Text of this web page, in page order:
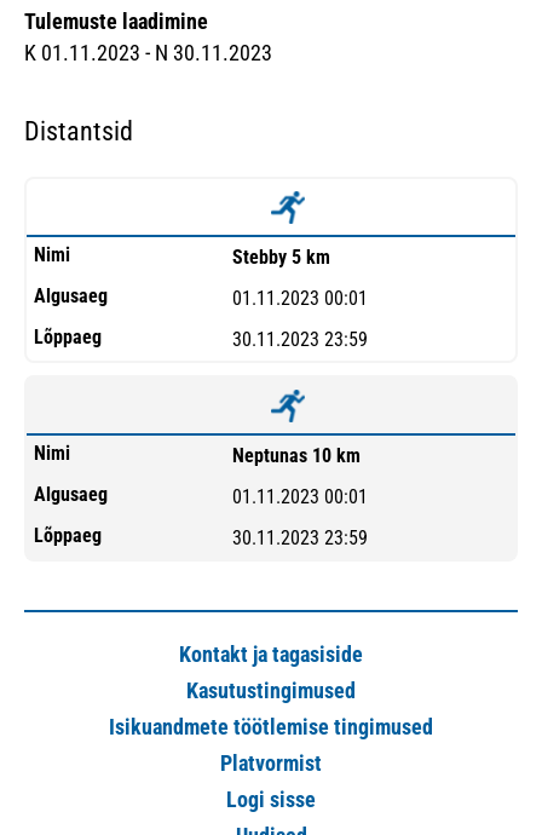
Tulemuste laadimine
K 01.11.2023 - N 30.11.2023
Distantsid
Stebby 5 km
01.11.2023 00:01
30.11.2023 23:59
Neptunas 10 km
01.11.2023 00:01
30.11.2023 23:59
Kontakt ja tagasiside
Kasutustingimused
Isikuandmete töötlemise tingimused
Platvormist
Logi sisse